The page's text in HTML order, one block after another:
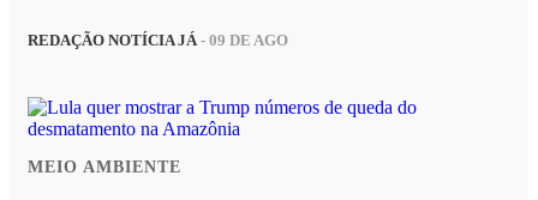
REDAÇÃO NOTÍCIA JÁ - 09 DE AGO
MEIO AMBIENTE